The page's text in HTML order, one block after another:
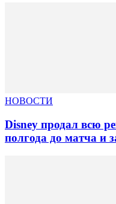
НОВОСТИ
Disney продал всю
полгода до матча и